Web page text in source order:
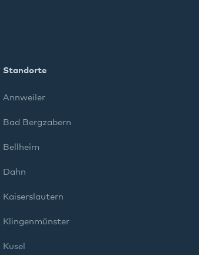
Standorte
Annweiler
Bad Bergzabern
Bellheim
Dahn
Kaiserslautern
Klingenmünster
Kusel